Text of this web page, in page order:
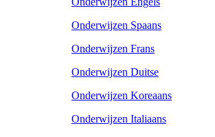
Onderwijzen Spaans
Onderwijzen Frans
Onderwijzen Duitse
Onderwijzen Koreaans
Onderwijzen Italiaans